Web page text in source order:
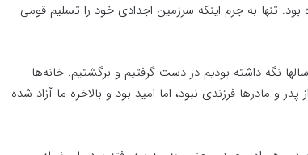
تنها به جرم اینکه سرزمین اجدادی خود را تسلیم قومی
نگه داشته بودیم در دست گرفتیم و برگشتیم. خانه‌ها
و مادرها فرزندی نبود، اما امید بود و بالاخره ما آزاد شده